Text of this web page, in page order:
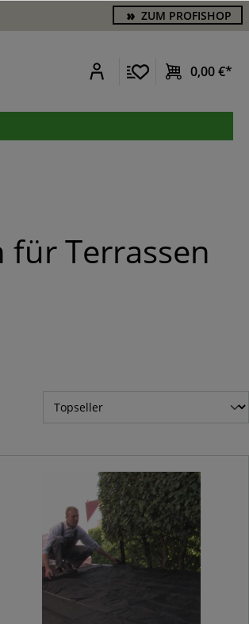
ZUM PROFISHOP
0,00 €*
für Terrassen